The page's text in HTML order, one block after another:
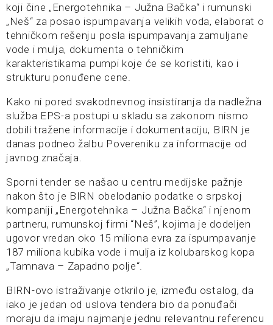
koji čine „Energotehnika – Južna Bačka“ i rumunski
„Neš“ za posao ispumpavanja velikih voda, elaborat o
tehničkom rešenju posla ispumpavanja zamuljane
vode i mulja, dokumenta o tehničkim
karakteristikama pumpi koje će se koristiti, kao i
strukturu ponuđene cene.
Kako ni pored svakodnevnog insistiranja da nadležna
služba EPS-a postupi u skladu sa zakonom nismo
dobili tražene informacije i dokumentaciju, BIRN je
danas podneo žalbu Povereniku za informacije od
javnog značaja.
Sporni tender se našao u centru medijske pažnje
nakon što je BIRN obelodanio podatke o srpskoj
kompaniji „Energotehnika – Južna Bačka“ i njenom
partneru, rumunskoj firmi “Neš”, kojima je dodeljen
ugovor vredan oko 15 miliona evra za ispumpavanje
187 miliona kubika vode i mulja iz kolubarskog kopa
„Tamnava – Zapadno polje“.
BIRN-ovo istraživanje otkrilo je, između ostalog, da
iako je jedan od uslova tendera bio da ponuđači
moraju da imaju najmanje jednu relevantnu referencu